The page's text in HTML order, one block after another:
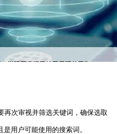
再次审视并筛选关键词，确保选取
用户可能使用的搜索词。